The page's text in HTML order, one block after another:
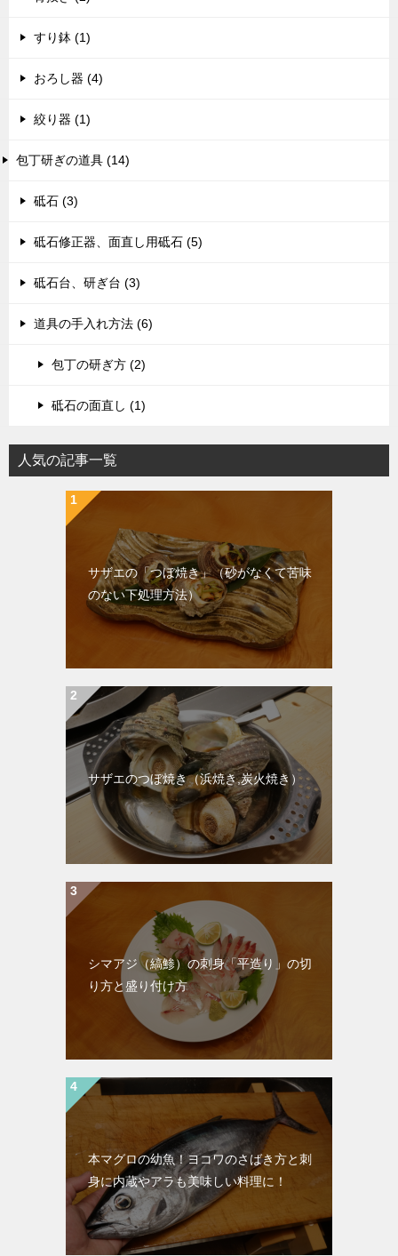
すり鉢 (1)
おろし器 (4)
絞り器 (1)
包丁研ぎの道具 (14)
砥石 (3)
砥石修正器、面直し用砥石 (5)
砥石台、研ぎ台 (3)
道具の手入れ方法 (6)
包丁の研ぎ方 (2)
砥石の面直し (1)
人気の記事一覧
サザエの「つぼ焼き」（砂がなくて苦味
のない下処理方法）
サザエのつぼ焼き（浜焼き,炭火焼き）
シマアジ（縞鯵）の刺身「平造り」の切
り方と盛り付け方
本マグロの幼魚！ヨコワのさばき方と刺
身に内蔵やアラも美味しい料理に！